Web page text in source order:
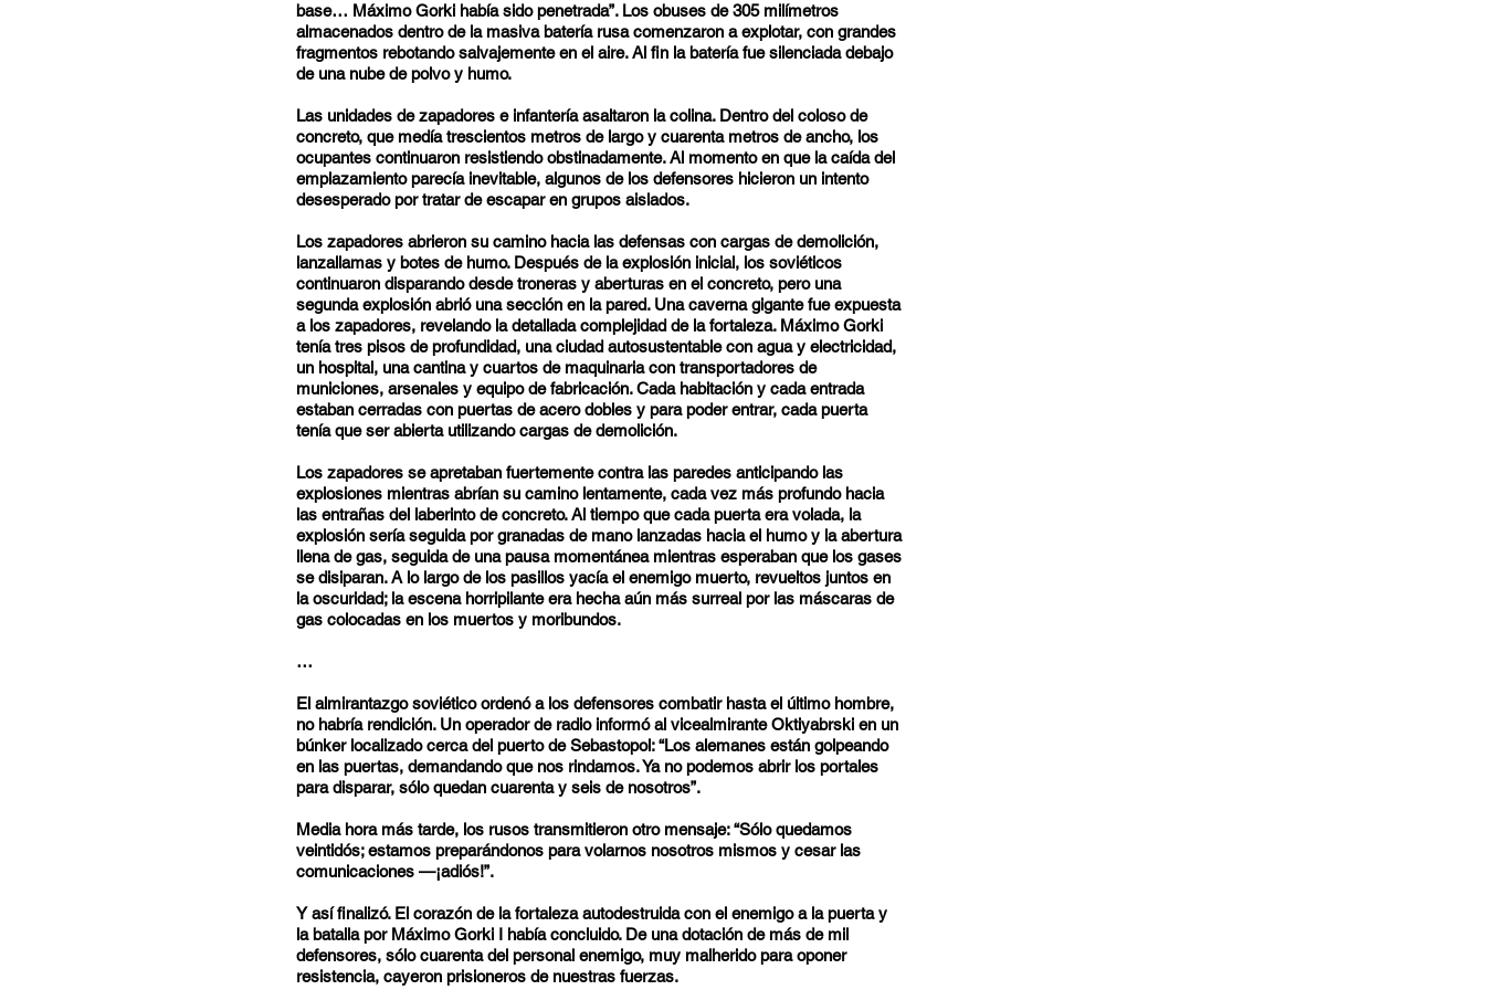
base… Máximo Gorki había sido penetrada”. Los obuses de 305 milímetros
almacenados dentro de la masiva batería rusa comenzaron a explotar, con grandes
fragmentos rebotando salvajemente en el aire. Al fin la batería fue silenciada debajo
de una nube de polvo y humo.
Las unidades de zapadores e infantería asaltaron la colina. Dentro del coloso de
concreto, que medía trescientos metros de largo y cuarenta metros de ancho, los
ocupantes continuaron resistiendo obstinadamente. Al momento en que la caída del
emplazamiento parecía inevitable, algunos de los defensores hicieron un intento
desesperado por tratar de escapar en grupos aislados.
Los zapadores abrieron su camino hacia las defensas con cargas de demolición,
lanzallamas y botes de humo. Después de la explosión inicial, los soviéticos
continuaron disparando desde troneras y aberturas en el concreto, pero una
segunda explosión abrió una sección en la pared. Una caverna gigante fue expuesta
a los zapadores, revelando la detallada complejidad de la fortaleza. Máximo Gorki
tenía tres pisos de profundidad, una ciudad autosustentable con agua y electricidad,
un hospital, una cantina y cuartos de maquinaria con transportadores de
municiones, arsenales y equipo de fabricación. Cada habitación y cada entrada
estaban cerradas con puertas de acero dobles y para poder entrar, cada puerta
tenía que ser abierta utilizando cargas de demolición.
Los zapadores se apretaban fuertemente contra las paredes anticipando las
explosiones mientras abrían su camino lentamente, cada vez más profundo hacia
las entrañas del laberinto de concreto. Al tiempo que cada puerta era volada, la
explosión sería seguida por granadas de mano lanzadas hacia el humo y la abertura
llena de gas, seguida de una pausa momentánea mientras esperaban que los gases
se disiparan. A lo largo de los pasillos yacía el enemigo muerto, revueltos juntos en
la oscuridad; la escena horripilante era hecha aún más surreal por las máscaras de
gas colocadas en los muertos y moribundos.
…
El almirantazgo soviético ordenó a los defensores combatir hasta el último hombre,
no habría rendición. Un operador de radio informó al vicealmirante Oktiyabrski en un
búnker localizado cerca del puerto de Sebastopol: “Los alemanes están golpeando
en las puertas, demandando que nos rindamos. Ya no podemos abrir los portales
para disparar, sólo quedan cuarenta y seis de nosotros”.
Media hora más tarde, los rusos transmitieron otro mensaje: “Sólo quedamos
veintidós; estamos preparándonos para volarnos nosotros mismos y cesar las
comunicaciones —¡adiós!”.
Y así finalizó. El corazón de la fortaleza autodestruida con el enemigo a la puerta y
la batalla por Máximo Gorki I había concluido. De una dotación de más de mil
defensores, sólo cuarenta del personal enemigo, muy malherido para oponer
resistencia, cayeron prisioneros de nuestras fuerzas.